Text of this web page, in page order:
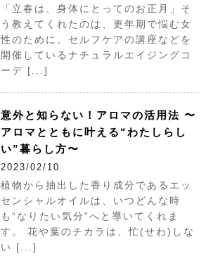
「立春は、身体にとってのお正月」そ
う教えてくれたのは、更年期で悩む女
性のために、セルフケアの講座などを
開催しているナチュラルエイジングコ
ーデ [...]
意外と知らない！アロマの活用法 〜
アロマとともに叶える“わたしらし
い”暮らし方〜
2023/02/10
植物から抽出した香り成分であるエッ
センシャルオイルは、いつどんな時
も“なりたい気分”へと導いてくれま
す。 花や葉のチカラは、忙(せわ)しな
い [...]